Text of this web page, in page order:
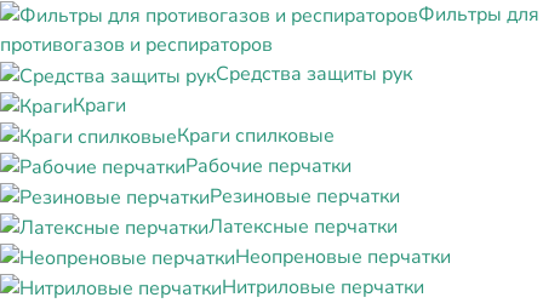
Фильтры для
противогазов и респираторов
Средства защиты рук
Краги
Краги спилковые
Рабочие перчатки
Резиновые перчатки
Латексные перчатки
Неопреновые перчатки
Нитриловые перчатки